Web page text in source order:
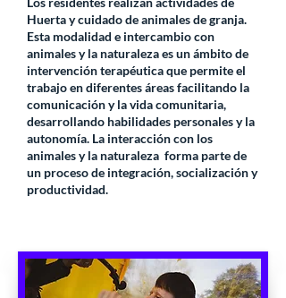
Huerta y cuidado de animales de granja.
Esta modalidad e intercambio con
animales y la naturaleza es un ámbito de
intervención terapéutica que permite el
trabajo en diferentes áreas facilitando la
comunicación y la vida comunitaria,
desarrollando habilidades personales y la
autonomía. La interacción con los
animales y la naturaleza forma parte de
un proceso de integración, socialización y
productividad.